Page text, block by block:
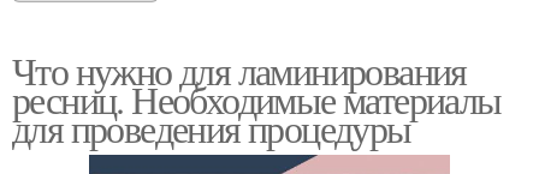
Что нужно для ламинирования
ресниц. Необходимые материалы
для проведения процедуры